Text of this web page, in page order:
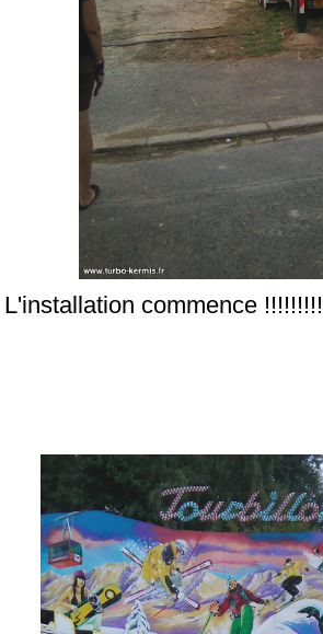
L'installation commence !!!!!!!!!